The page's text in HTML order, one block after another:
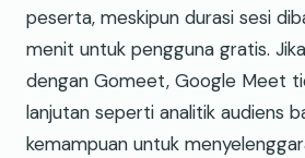
peserta, meskipun durasi sesi
menit untuk pengguna gratis.
dengan Gomeet, Google Meet
lanjutan seperti analitik audiens
kemampuan untuk